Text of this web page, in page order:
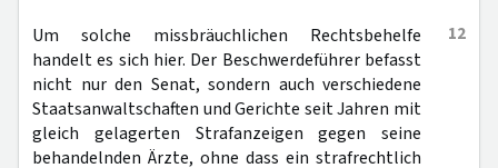
12
Um solche missbräuchlichen Rechtsbehelfe
handelt es sich hier. Der Beschwerdeführer befasst
nicht nur den Senat, sondern auch verschiedene
Staatsanwaltschaften und Gerichte seit Jahren mit
gleich gelagerten Strafanzeigen gegen seine
behandelnden Ärzte, ohne dass ein strafrechtlich